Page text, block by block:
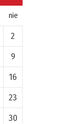
nie
2
9
16
23
30